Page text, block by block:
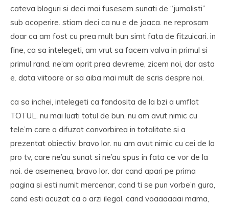
cateva bloguri si deci mai fusesem sunati de “jurnalisti”
sub acoperire. stiam deci ca nu e de joaca. ne reprosam
doar ca am fost cu prea mult bun simt fata de fitzuicari. in
fine, ca sa intelegeti, am vrut sa facem valva in primul si
primul rand. ne’am oprit prea devreme, zicem noi, dar asta
e. data viitoare or sa aiba mai mult de scris despre noi.
ca sa inchei, intelegeti ca fandosita de la bzi a umflat
TOTUL. nu mai luati totul de bun. nu am avut nimic cu
tele’m care a difuzat convorbirea in totalitate si a
prezentat obiectiv. bravo lor. nu am avut nimic cu cei de la
pro tv, care ne’au sunat si ne’au spus in fata ce vor de la
noi. de asemenea, bravo lor. dar cand apari pe prima
pagina si esti numit mercenar, cand ti se pun vorbe’n gura,
cand esti acuzat ca o arzi ilegal, cand voaaaaaai mama,